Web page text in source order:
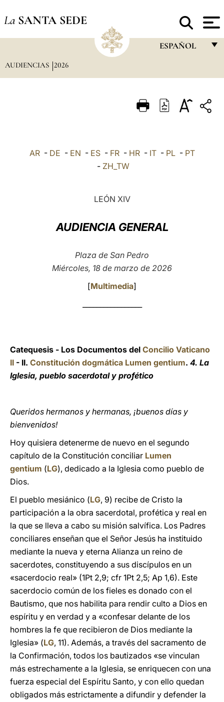
La SANTA SEDE
ESPAÑOL
ITALIANO
中文
AUDIENCIAS 2026
AR- DE - EN - ES- FR- HR- IT- PL- PT
- ZH_TW
LEÓN XIV
AUDIENCIA GENERAL
Plaza de San Pedro
Miércoles, 18 de marzo de 2026
[Multimedia]
Catequesis - Los Documentos del Concilio Vaticano
II - II. Constitución dogmática Lumen gentium. 4. La
Iglesia, pueblo sacerdotal y profético
Queridos hermanos y hermanas, ¡buenos días y
bienvenidos!
Hoy quisiera detenerme de nuevo en el segundo
capítulo de la Constitución conciliar Lumen
gentium (LG), dedicado a la Iglesia como pueblo de
Dios.
El pueblo mesiánico (LG, 9) recibe de Cristo la
participación a la obra sacerdotal, profética y real en
la que se lleva a cabo su misión salvífica. Los Padres
conciliares enseñan que el Señor Jesús ha instituido
mediante la nueva y eterna Alianza un reino de
sacerdotes, constituyendo a sus discípulos en un
«sacerdocio real» (1Pt 2,9; cfr 1Pt 2,5; Ap 1,6). Este
sacerdocio común de los fieles es donado con el
Bautismo, que nos habilita para rendir culto a Dios en
espíritu y en verdad y a «confesar delante de los
hombres la fe que recibieron de Dios mediante la
Iglesia» (LG, 11). Además, a través del sacramento de
la Confirmación, todos los bautizados «se vinculan
más estrechamente a la Iglesia, se enriquecen con una
fuerza especial del Espíritu Santo, y con ello quedan
obligados más estrictamente a difundir y defender la